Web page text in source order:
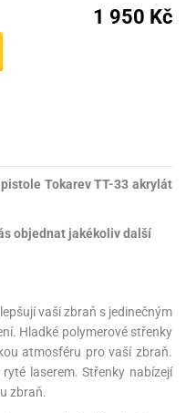
1 950 Kč
Tokarev TT-33 akrylát
objednat jakékoliv další
vaši zbraň s jedinečným
Hladké polymerové střenky
atmosféru pro vaší zbraň.
laserem. Střenky nabízejí
zbraň.